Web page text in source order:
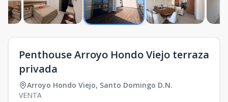
Penthouse Arroyo Hondo Viejo terraza
privada
Arroyo Hondo Viejo, Santo Domingo D.N.
VENTA